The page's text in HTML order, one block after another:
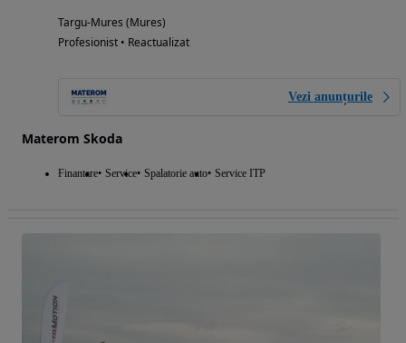
Targu-Mures (Mures)
Profesionist • Reactualizat
Vezi anunțurile
Materom Skoda
Finantare Service Spalatorie auto Service ITP